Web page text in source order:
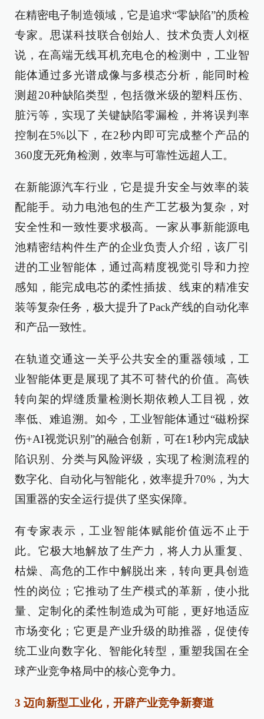
在精密电子制造领域，它是追求“零缺陷”的质检
专家。思谋科技联合创始人、技术负责人刘枢
说，在高端无线耳机充电仓的检测中，工业智
能体通过多光谱成像与多模态分析，能同时检
测超20种缺陷类型，包括微米级的塑料压伤、
脏污等，实现了关键缺陷零漏检，并将误判率
控制在5%以下，在2秒内即可完成整个产品的
360度无死角检测，效率与可靠性远超人工。
在新能源汽车行业，它是提升安全与效率的装
配能手。动力电池包的生产工艺极为复杂，对
安全性和一致性要求极高。一家从事新能源电
池精密结构件生产的企业负责人介绍，该厂引
进的工业智能体，通过高精度视觉引导和力控
感知，能完成电芯的柔性插拔、线束的精准安
装等复杂任务，极大提升了Pack产线的自动化率
和产品一致性。
在轨道交通这一关乎公共安全的重器领域，工
业智能体更是展现了其不可替代的价值。高铁
转向架的焊缝质量检测长期依赖人工目视，效
率低、难追溯。如今，工业智能体通过“磁粉探
伤+AI视觉识别”的融合创新，可在1秒内完成缺
陷识别、分类与风险评级，实现了检测流程的
数字化、自动化与智能化，效率提升70%，为大
国重器的安全运行提供了坚实保障。
有专家表示，工业智能体赋能价值远不止于
此。它极大地解放了生产力，将人力从重复、
枯燥、高危的工作中解脱出来，转向更具创造
性的岗位；它推动了生产模式的革新，使小批
量、定制化的柔性制造成为可能，更好地适应
市场变化；它更是产业升级的助推器，促使传
统工业向数字化、智能化转型，重塑我国在全
球产业竞争格局中的核心竞争力。
3 迈向新型工业化，开辟产业竞争新赛道